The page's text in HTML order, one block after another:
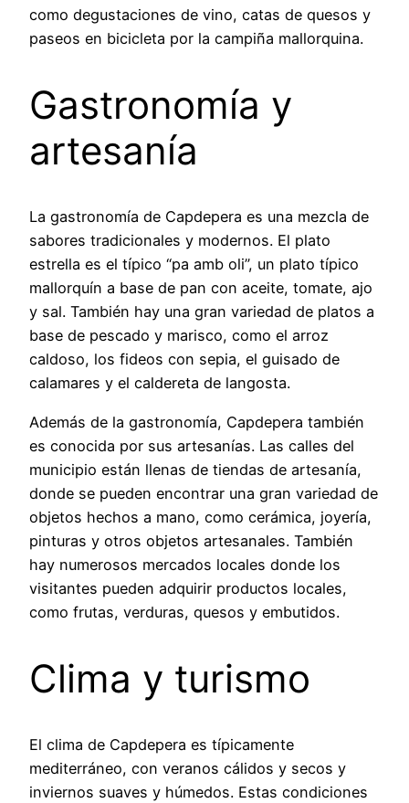
como degustaciones de vino, catas de quesos y
paseos en bicicleta por la campiña mallorquina.
Gastronomía y
artesanía
La gastronomía de Capdepera es una mezcla de
sabores tradicionales y modernos. El plato
estrella es el típico “pa amb oli”, un plato típico
mallorquín a base de pan con aceite, tomate, ajo
y sal. También hay una gran variedad de platos a
base de pescado y marisco, como el arroz
caldoso, los fideos con sepia, el guisado de
calamares y el caldereta de langosta.
Además de la gastronomía, Capdepera también
es conocida por sus artesanías. Las calles del
municipio están llenas de tiendas de artesanía,
donde se pueden encontrar una gran variedad de
objetos hechos a mano, como cerámica, joyería,
pinturas y otros objetos artesanales. También
hay numerosos mercados locales donde los
visitantes pueden adquirir productos locales,
como frutas, verduras, quesos y embutidos.
Clima y turismo
El clima de Capdepera es típicamente
mediterráneo, con veranos cálidos y secos y
inviernos suaves y húmedos. Estas condiciones